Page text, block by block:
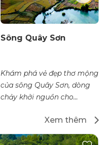
Sông Quây Sơn
Khám phá vẻ đẹp thơ mộng
của sông Quây Sơn, dòng
chảy khởi nguồn cho...
Xem thêm